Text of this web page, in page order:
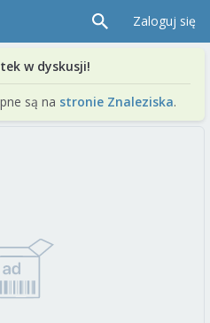
Zaloguj się
w dyskusji!
są na stronie Znaleziska.